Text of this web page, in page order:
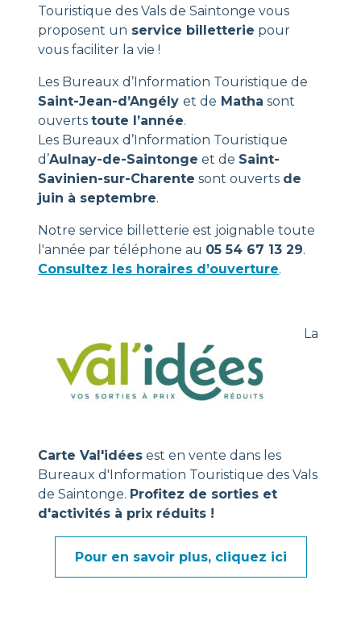
Touristique des Vals de Saintonge vous
proposent un service billetterie pour
vous faciliter la vie !
Les Bureaux d’Information Touristique de
Saint-Jean-d’Angélyet de Matha sont
ouvertstoute l’année.
Les Bureaux d’Information Touristique
d’Aulnay-de-Saintonge et de Saint-
Savinien-sur-Charente sont ouverts de
juin à septembre.
Notre service billetterie est joignable toute
l'année par téléphone au 05 54 67 13 29.
Consultez les horaires d’ouverture.
La
Carte Val'idées est en vente dans les
Bureaux d'Information Touristique des Vals
de Saintonge. Profitez de sorties et
d'activités à prix réduits !
Pour en savoir plus, cliquez ici